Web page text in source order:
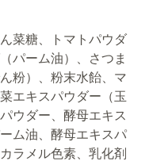
菜糖、トマトパウダ
パーム油）、さつま
粉）、粉末水飴、マ
エキスパウダー（玉
ウダー、酵母エキス
ム油、酵母エキスパ
ラメル色素、乳化剤